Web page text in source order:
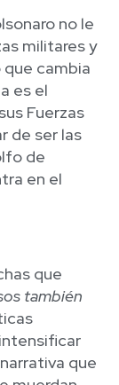
no le
militares y
cambia
es el
Fuerzas
de ser las
de
en el
que
también
que